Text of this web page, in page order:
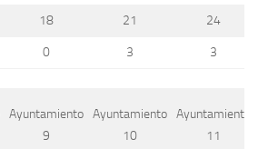
18 21 24
0 3 3
Ayuntamiento
9
Ayuntamiento
10
Ayuntamiento
11